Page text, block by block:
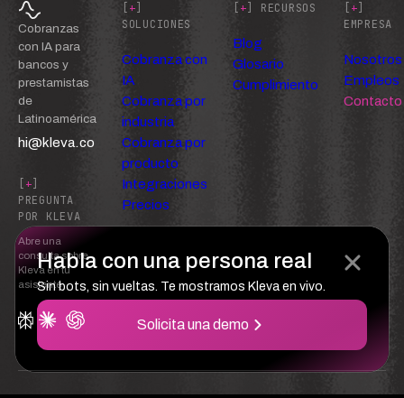
Habla con una persona real
Sin bots, sin vueltas. Te mostramos Kleva en vivo.
Solicita una demo
Cobranzas
con IA para
bancos y
prestamistas
de
Latinoamérica
hi@kleva.co
[+]
PREGUNTA
POR KLEVA
Abre una
consulta sobre
Kleva en tu
asistente
[+]
SOLUCIONES
Cobranza con
IA
Cobranza por
industria
Cobranza por
producto
Integraciones
Precios
[+] RECURSOS
Blog
Glosario
Cumplimiento
[+]
EMPRESA
Nosotros
Empleos
Contacto